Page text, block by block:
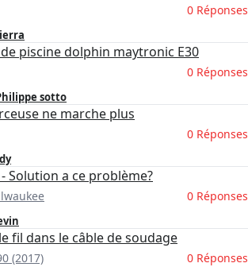
0 Réponses
piscine dolphin maytronic E30
0 Réponses
sotto
ne marche plus
0 Réponses
Solution a ce problème?
0 Réponses
fil dans le câble de soudage
(2017) 0 Réponses